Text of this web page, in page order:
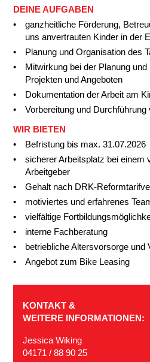
DEINE AUFGABEN
ganzheitliche Förderung,
uns anvertrauten Kinder in der
Planung und Organisation des
Mitwirkung bei der Planung
Projekten und Angeboten
Dokumentation der Arbeit am
Vorbereitung und
WIR BIETEN
Befristung bis max. 31.07.2026
sicherer Arbeitsplatz bei einem
Arbeitgeber
Gehalt nach DRK-
motiviertes und erfahrenes
vielfältige
interne Fachberatung
betriebliche Altersvorsorge und
Angebot zum Bike Leasing
KONTAKT &
WEITERE INFORMATIONEN:
Jessica Wiking
04171 / 88 90 25